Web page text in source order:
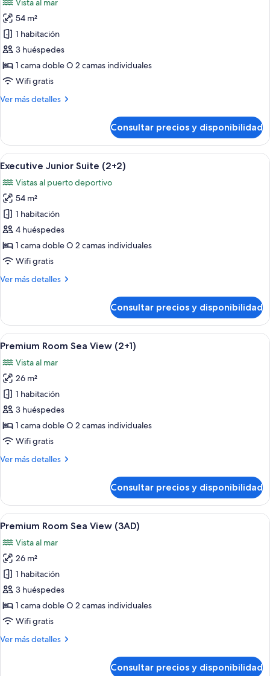
Pool
Access
Adults
Only
las
fotos
de
The
Level
Premium
Junior
Suite
Adults
Only
Vista al mar
54 m²
1 habitación
3 huéspedes
1 cama doble O 2 camas individuales
Wifi gratis
Ver más detalles
Más
Level
Premium
Junior
Sea
View
Adults
Only
Consultar precios y disponibilidad
Abrir
todas
las
fotos
de
Executive
Junior
Suite
Ropa de cama de alta calidad,
8
Executive Junior Suite (2+2)
Vistas al puerto deportivo
54 m²
1 habitación
4 huéspedes
1 cama doble O 2 camas individuales
Wifi gratis
Ver más detalles
Más
Junior
Suite
(2+2)
Consultar precios y disponibilidad
Abrir
todas
las
fotos
de
Premium
Room
Sea
(2+1)
Habitación de hotel con dos camas,
8
Premium Room Sea View (2+1)
Vista al mar
26 m²
1 habitación
3 huéspedes
1 cama doble O 2 camas individuales
Wifi gratis
Ver más detalles
Más
Room
Sea
View
Consultar precios y disponibilidad
Abrir
todas
las
fotos
de
Premium
Room
Sea
(3AD)
Habitación de hotel con dos camas,
8
Premium Room Sea View (3AD)
Vista al mar
26 m²
1 habitación
3 huéspedes
1 cama doble O 2 camas individuales
Wifi gratis
Ver más detalles
Más
Consultar precios y disponibilidad